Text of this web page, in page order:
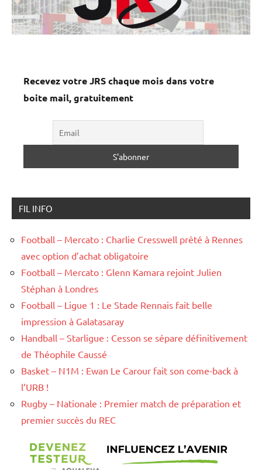
Recevez votre JRS chaque mois dans votre
boite mail, gratuitement
FIL INFO
Football – Mercato : Charlie Cresswell prêté à Rennes
avec option d’achat obligatoire
Football – Mercato : Glenn Kamara rejoint Julien
Stéphan à Londres
Football – Ligue 1 : Le Stade Rennais fait belle
impression à Galatasaray
Handball – Starligue : Cesson se sépare définitivement
de Théophile Caussé
Basket – N1M : Ewan Le Carour fait son come-back à
l’URB !
Rugby – Nationale : Premier match de préparation et
premier succès du REC